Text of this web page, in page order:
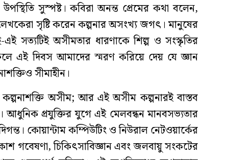
সুস্পষ্ট। কবিরা অনন্ত প্রেমের কথা বলেন,
সৃষ্টি করেন কল্পনার অসংখ্য জগৎ। মানুষের
সত্যটিই অসীমতার ধারণাকে শিল্প ও সংস্কৃতির
এই দিবস আমাদের স্মরণ করিয়ে দেয় যে জ্ঞান
সীমাহীন।
কল্পনাশক্তি অসীম; আর এই অসীম কল্পনারই বাস্তব
আধুনিক প্রযুক্তির যুগে এই মেলবন্ধন মানবসভ্যতার
কোয়ান্টাম কম্পিউটিং ও নিউরাল নেটওয়ার্কের
গবেষণা, চিকিৎসাবিজ্ঞান এবং জলবায়ু সংকটের